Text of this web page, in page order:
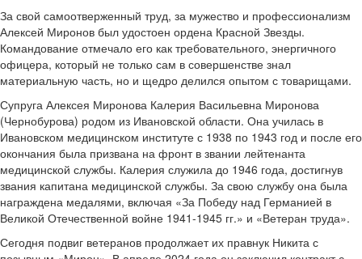
За свой самоотверженный труд, за мужество и профессионализм
Алексей Миронов был удостоен ордена Красной Звезды.
Командование отмечало его как требовательного, энергичного
офицера, который не только сам в совершенстве знал
материальную часть, но и щедро делился опытом с товарищами.
Супруга Алексея Миронова Калерия Васильевна Миронова
(Чернобурова) родом из Ивановской области. Она училась в
Ивановском медицинском институте с 1938 по 1943 год и после его
окончания была призвана на фронт в звании лейтенанта
медицинской службы. Калерия служила до 1946 года, достигнув
звания капитана медицинской службы. За свою службу она была
награждена медалями, включая «За Победу над Германией в
Великой Отечественной войне 1941-1945 гг.» и «Ветеран труда».
Сегодня подвиг ветеранов продолжает их правнук Никита с